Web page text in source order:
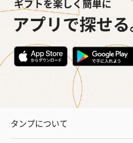
タンプについて